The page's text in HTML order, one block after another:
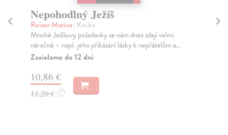
Nepohodlný Ježíš
Reiser Marius| Kniha
Mnohé Ježíšovy požadavky se nám dnes zdají velmi
náročné – např. jeho přikázání lásky k nepřátelům a...
Zasielame do 12 dní
10,86 €
11,20 € ?